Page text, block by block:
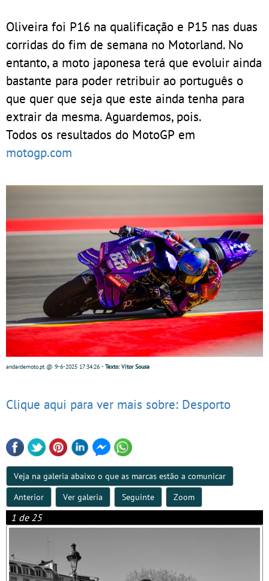
Oliveira foi P16 na qualificação e P15 nas duas
corridas do fim de semana no Motorland. No
entanto, a moto japonesa terá que evoluir ainda
bastante para poder retribuir ao português o
que quer que seja que este ainda tenha para
extrair da mesma. Aguardemos, pois.
Todos os resultados do MotoGP em
motogp.com
andardemoto.pt @ 9-6-2025 17:34:26 - Texto: Vitor Sousa
Clique aqui para ver mais sobre: Desporto
Veja na galeria abaixo o que as marcas estão a comunicar
Anterior
Ver galeria Seguinte Zoom
1 de 25